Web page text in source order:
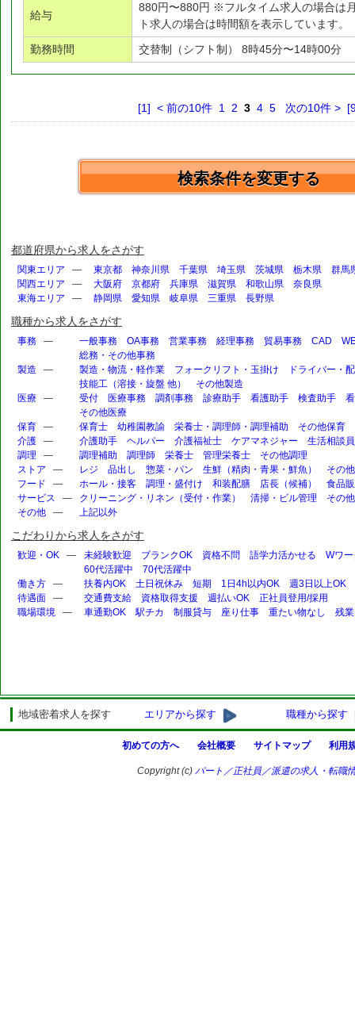
給与
880円〜880円 ※フルタイム求人の場合は
ト求人の場合は時間額を表示しています。
勤務時間
交替制（シフト制） 8時45分〜14時00分
[1] < 前の10件 1 2 3 4 5 次の10件 >
検索条件を変更する
都道府県から求人をさがす
関東エリア — 東京都 神奈川県 千葉県 埼玉県 茨城県 栃木県
群馬
関西エリア — 大阪府 京都府 兵庫県 滋賀県 和歌山県
奈良県
東海エリア — 静岡県 愛知県 岐阜県 三重県 長野県
職種から求人をさがす
事務 — 一般事務 OA事務 営業事務 経理事務 貿易事務 CAD
総務・その他事務
製造 — 製造・物流・軽作業 フォークリフト・玉掛け
ドライバー・
技能工（溶接・旋盤 他）
その他製造
医療 — 受付 医療事務 調剤事務 診療助手 看護助手 検査助手
その他医療
保育 — 保育士 幼稚園教諭 栄養士・調理師・調理補助
その他保育
介護 — 介護助手 ヘルパー 介護福祉士 ケアマネジャー
生活相談員
調理 — 調理補助 調理師 栄養士 管理栄養士
その他調理
ストア — レジ 品出し 惣菜・パン 生鮮（精肉・青果・鮮魚）
その
フード — ホール・接客 調理・盛付け 和装配膳 店長（候補）
食品
サービス
— クリーニング・リネン（受付・作業） 清掃・ビル管理
その
その他 — 上記以外
こだわりから求人をさがす
歓迎・OK — 未経験歓迎 ブランクOK 資格不問 語学力活かせる
Wワ
60代活躍中
70代活躍中
働き方 — 扶養内OK 土日祝休み 短期 1日4h以内OK
週3日以上OK
待遇面 — 交通費支給 資格取得支援 週払いOK
正社員登用/採用
職場環境 — 車通勤OK 駅チカ 制服貸与 座り仕事 重たい物なし 残
地域密着求人を探す エリアから探す 職種から探す
初めての方へ 会社概要 サイトマップ 利用
Copyright (c) パート／正社員／派遣の求人・転職